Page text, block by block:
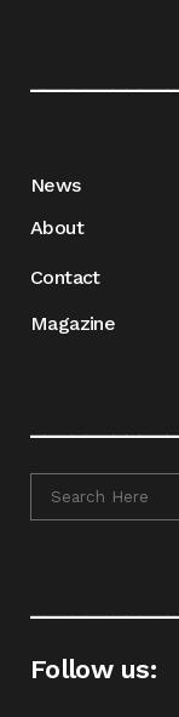
News
About
Contact
Magazine
Follow us: